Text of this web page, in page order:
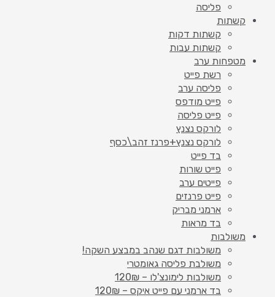
פליסה
קשתות
קשתות דקות
קשתות עבות
מטפחות ערב
רשת פייט
פליסה ערב
פייט מודפס
פייט פליסה
לורקס נצנץ
לורקס נצנץ+פרנז זהב\כסף
בד פייט
פייט שורות
פייטים ערב
פייט פרנזים
ארמני מבריק
בד מראות
משולבות
משולבות דגם שנהב במבצע השקה!
משולבת פליסה גאומטרי
משולבות לימונצ'לו – 120₪
בד ארמני עם פייט איקס – 120₪